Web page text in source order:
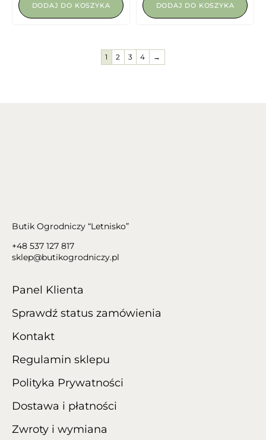
DODAJ DO KOSZYKA DODAJ DO KOSZYKA
1 2 3 4 →
Butik Ogrodniczy “Letnisko”
+48 537 127 817
sklep@butikogrodniczy.pl
Panel Klienta
Sprawdź status zamówienia
Kontakt
Regulamin sklepu
Polityka Prywatności
Dostawa i płatności
Zwroty i wymiana